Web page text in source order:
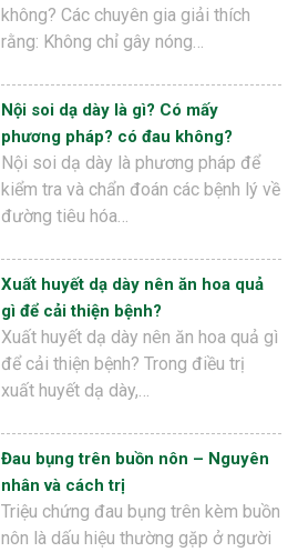
không? Các chuyên gia giải thích
rằng: Không chỉ gây nóng…
Nội soi dạ dày là gì? Có mấy
phương pháp? có đau không?
Nội soi dạ dày là phương pháp để
kiểm tra và chẩn đoán các bệnh lý về
đường tiêu hóa…
Xuất huyết dạ dày nên ăn hoa quả
gì để cải thiện bệnh?
Xuất huyết dạ dày nên ăn hoa quả gì
để cải thiện bệnh? Trong điều trị
xuất huyết dạ dày,…
Đau bụng trên buồn nôn – Nguyên
nhân và cách trị
Triệu chứng đau bụng trên kèm buồn
nôn là dấu hiệu thường gặp ở người